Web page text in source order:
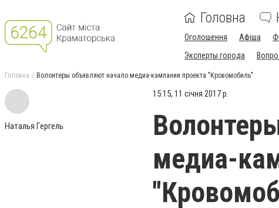
Головна
Оголошення Афіша
Эксперты города
Головна Волонтеры объявляют начало медиа-кампании проекта "Кровомобиль"
Наталья Гергель
15:15, 11 січня 2017 р.
медиа-